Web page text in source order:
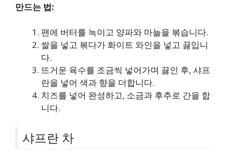
만드는 법:
팬에 버터를 녹이고 양파와 마늘을 볶습니다.
쌀을 넣고 볶다가 화이트 와인을 넣고 끓입니
다.
뜨거운 육수를 조금씩 넣어가며 끓인 후, 샤프
란을 넣어 색과 향을 더합니다.
치즈를 넣어 완성하고, 소금과 후추로 간을 합
니다.
샤프란 차